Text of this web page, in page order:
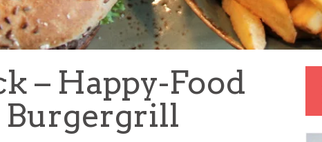
– Happy-Food
Burgergrill